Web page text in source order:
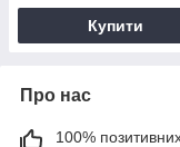
Купити
Про нас
100% позитивних